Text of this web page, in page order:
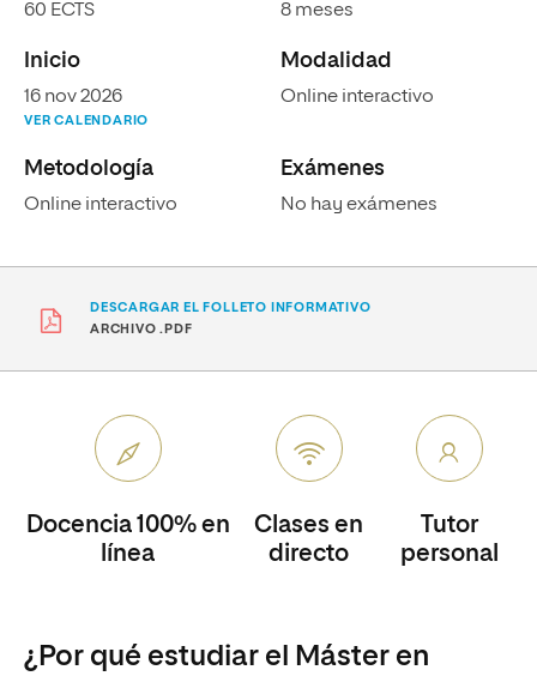
60 ECTS 8 meses
Inicio
16 nov 2026
VER CALENDARIO
Modalidad
Online interactivo
Metodología
Online interactivo
Exámenes
No hay exámenes
DESCARGAR EL FOLLETO INFORMATIVO
ARCHIVO .PDF
Docencia 100% en
línea
Clases en
directo
Tutor
personal
¿Por qué estudiar el Máster en